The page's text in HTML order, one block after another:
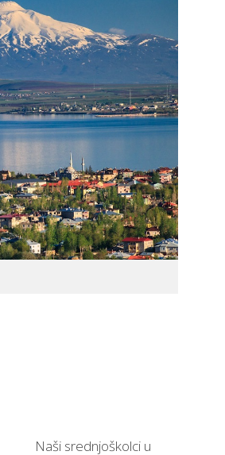
Naši srednjoškolci u